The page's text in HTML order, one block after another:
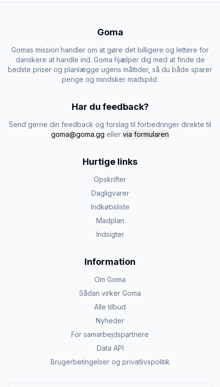
Goma
Gomas mission handler om at gøre det billigere og lettere for
danskere at handle ind. Goma hjælper dig med at finde de
bedste priser og planlægge ugens måltider, så du både sparer
penge og mindsker madspild.
Har du feedback?
Send gerne din feedback og forslag til forbedringer direkte til
goma@goma.gg eller via formularen
Hurtige links
Opskrifter
Dagligvarer
Indkøbsliste
Madplan
Indsigter
Information
Om Goma
Sådan virker Goma
Alle tilbud
Nyheder
For samarbejdspartnere
Data API
Brugerbetingelser og privatlivspolitik